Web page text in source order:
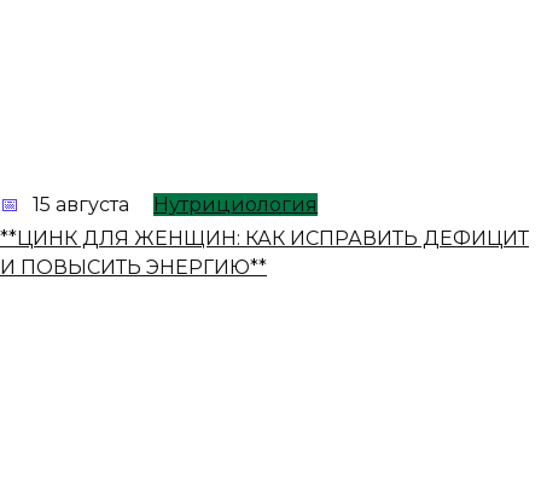
15 августа
Нутрициология
**ЦИНК ДЛЯ ЖЕНЩИН: КАК ИСПРАВИТЬ ДЕФИЦИТ
И ПОВЫСИТЬ ЭНЕРГИЮ**